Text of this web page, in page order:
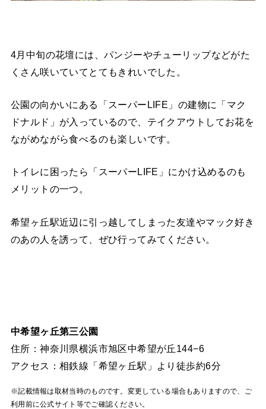
4月中旬の花壇には、パンジーやチューリップなどがた
くさん咲いていてとてもきれいでした。
公園の向かいにある「スーパーLIFE」の建物に「マク
ドナルド」が入っているので、テイクアウトしてお花を
ながめながら食べるのも楽しいです。
トイレに困ったら「スーパーLIFE」にかけ込めるのも
メリットの一つ。
希望ヶ丘駅近辺に引っ越してしまった友達やマック好き
のあの人を誘って、ぜひ行ってみてください。
中希望ヶ丘第三公園
住所：神奈川県横浜市旭区中希望が丘144−6
アクセス：相鉄線「希望ヶ丘駅」より徒歩約6分
※記載情報は取材当時のものです。変更している場合もありますので、ご
利用前に公式サイト等でご確認ください。